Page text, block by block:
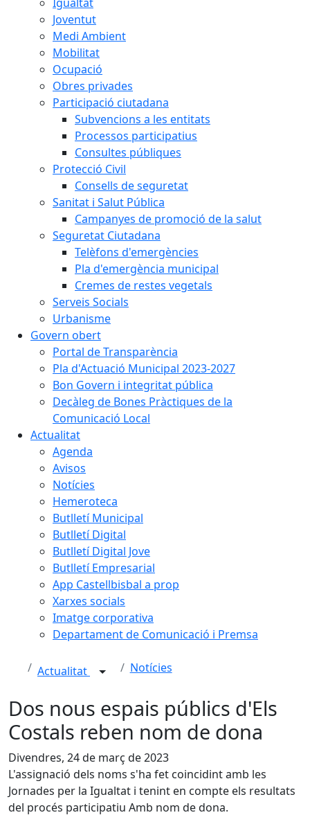
Joventut
Medi Ambient
Mobilitat
Ocupació
Obres privades
Participació ciutadana
Subvencions a les entitats
Processos participatius
Consultes públiques
Protecció Civil
Consells de seguretat
Sanitat i Salut Pública
Campanyes de promoció de la salut
Seguretat Ciutadana
Telèfons d'emergències
Pla d'emergència municipal
Cremes de restes vegetals
Serveis Socials
Urbanisme
Govern obert
Portal de Transparència
Pla d'Actuació Municipal 2023-2027
Bon Govern i integritat pública
Decàleg de Bones Pràctiques de la
Comunicació Local
Actualitat
Agenda
Avisos
Notícies
Hemeroteca
Butlletí Municipal
Butlletí Digital
Butlletí Digital Jove
Butlletí Empresarial
App Castellbisbal a prop
Xarxes socials
Imatge corporativa
Departament de Comunicació i Premsa
Actualitat Notícies
Dos nous espais públics d'Els
Costals reben nom de dona
Divendres, 24 de març de 2023
L'assignació dels noms s'ha fet coincidint amb les
Jornades per la Igualtat i tenint en compte els resultats
del procés participatiu Amb nom de dona.